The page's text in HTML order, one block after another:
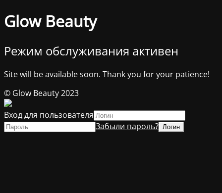
Glow Beauty
Режим обслуживания активен
Site will be available soon. Thank you for your patience!
© Glow Beauty 2023
Вход для пользователя
Забыли пароль?